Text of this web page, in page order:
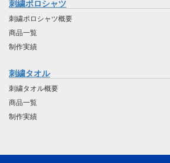
刺繍ポロシャツ
刺繍ポロシャツ概要
商品一覧
制作実績
刺繍タオル
刺繍タオル概要
商品一覧
制作実績